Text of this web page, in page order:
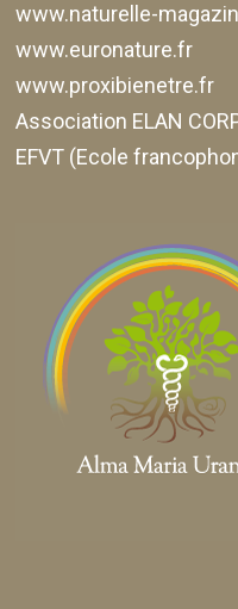
www.naturelle-
www.euronature.fr
www.proxibienetre.fr
Association ELAN
EFVT (Ecole